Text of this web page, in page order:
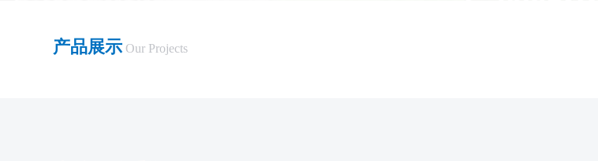
产品展示 Our Projects